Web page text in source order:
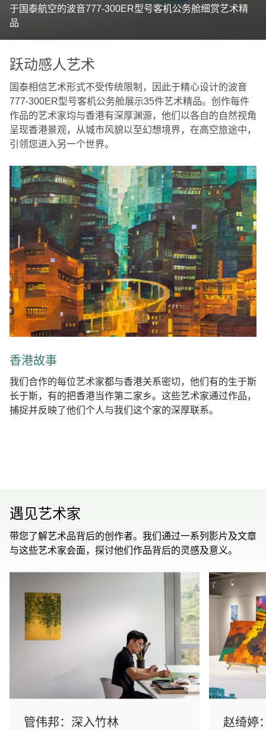
于国泰航空的波音777-300ER型号客机公务舱细赏艺术精
品
跃动感人艺术
国泰相信艺术形式不受传统限制，因此于精心设计的波音
777-300ER型号客机公务舱展示35件艺术精品。创作每件
作品的艺术家均与香港有深厚渊源，他们以各自的自然视角
呈现香港景观，从城市风貌以至幻想境界，在高空旅途中，
引领您进入另一个世界。
香港故事
我们合作的每位艺术家都与香港关系密切，他们有的生于斯
长于斯，有的把香港当作第二家乡。这些艺术家通过作品，
捕捉并反映了他们个人与我们这个家的深厚联系。
遇见艺术家
带您了解艺术品背后的创作者。我们通过一系列影片及文章
与这些艺术家会面，探讨他们作品背后的灵感及意义。
管伟邦：深入竹林 赵绮婷